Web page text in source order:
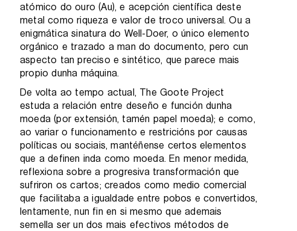
atómico do ouro (Au), e acepción científica deste
metal como riqueza e valor de troco universal. Ou a
enigmática sinatura do Well-Doer, o único elemento
orgánico e trazado a man do documento, pero cun
aspecto tan preciso e sintético, que parece mais
propio dunha máquina.
De volta ao tempo actual, The Goote Project
estuda a relación entre deseño e función dunha
moeda (por extensión, tamén papel moeda); e como,
ao variar o funcionamento e restricións por causas
políticas ou sociais, mantéñense certos elementos
que a definen inda como moeda. En menor medida,
reflexiona sobre a progresiva transformación que
sufriron os cartos; creados como medio comercial
que facilitaba a igualdade entre pobos e convertidos,
lentamente, nun fin en si mesmo que ademais
semella ser un dos mais efectivos métodos de